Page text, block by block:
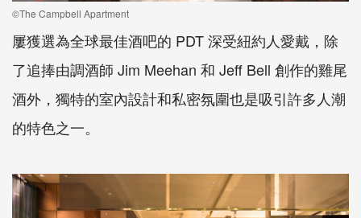
©The Campbell Apartment
屢獲選為全球最佳酒吧的 PDT 深受紐約人愛戴，除
了追捧由調酒師 Jim Meehan 和 Jeff Bell 創作的雞尾
酒外，獨特的室內設計和私密氛圍也是吸引許多人潮
的特色之一。